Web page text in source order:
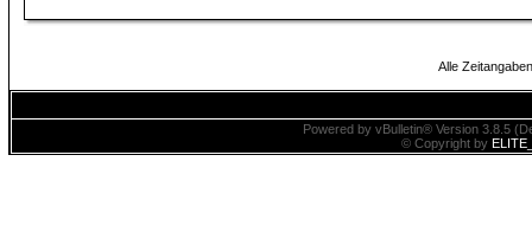
Alle
Powered by vBulletin® Version 3.8.5
© Copyright by